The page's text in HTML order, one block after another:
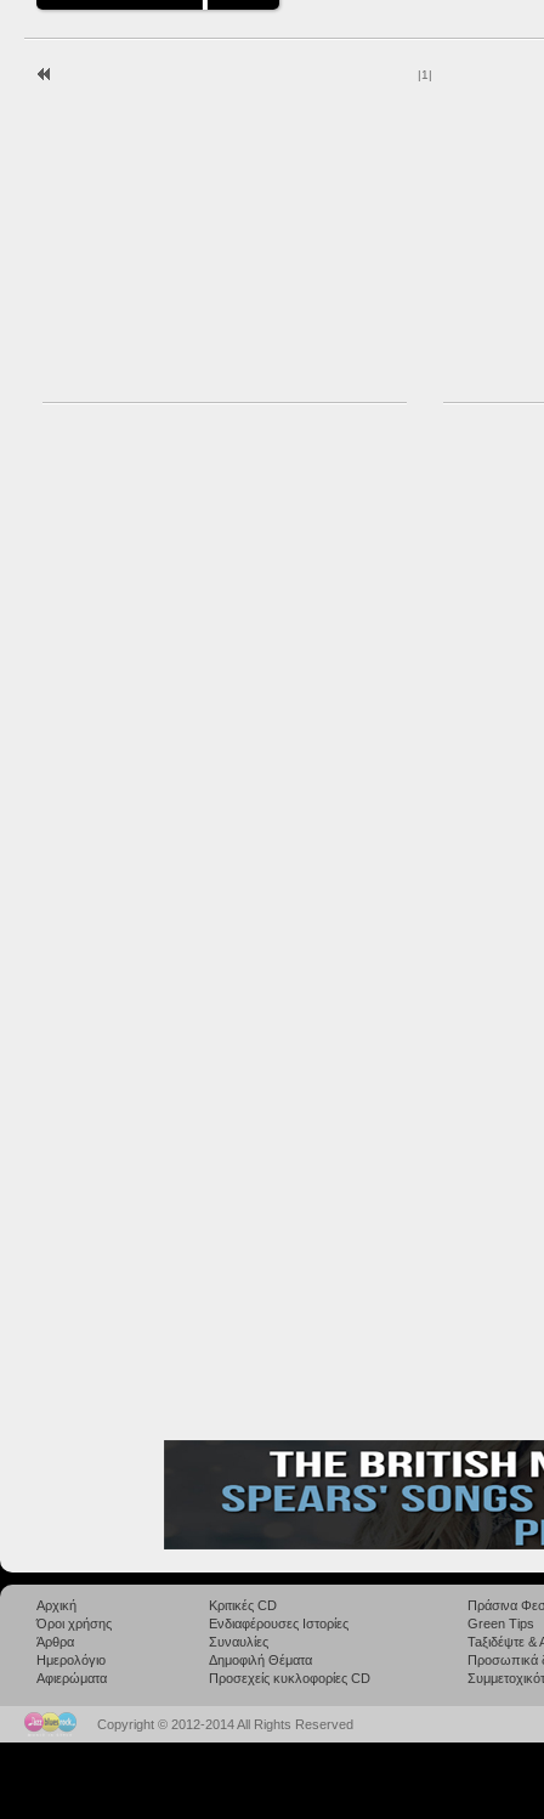
|1 |
Αρχική
Όροι χρήσης
Άρθρα
Ημερολόγιο
Αφιερώματα
Κριτικές CD
Ενδιαφέρουσες Ιστορίες
Συναυλίες
Δημοφιλή Θέματα
Προσεχείς κυκλοφορίες CD
Πράσινα
Green Tips
Taξιδέψτε
Προσωπικά
Copyright © 2012-2014 All Rights Reserved